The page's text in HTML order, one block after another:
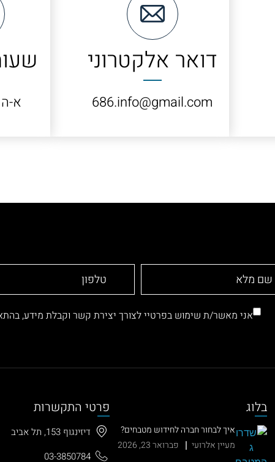
דואר אלקטרוני
686.info@gmail.com א-ה 9:00-17:00
אני מאשר/ת שימוש בפרטיי לצורך יצירת קשר וקבלת מידע,
בלוג
איך לבחור חברה לחידוש מטבחים?
הסוד שעושה את כל ההבדל (וגורם
ללקוחות להתאהב)
מעיין אלרועי פברואר 23, 2026
פרטי התקשרות
דיזינגוף 153, תל אביב
03-3850784​